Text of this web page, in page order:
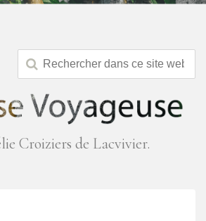
Croiziers de Lacvivier.